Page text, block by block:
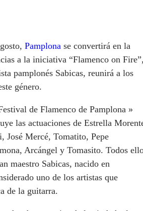
Pamplona se convertirá en la
a la iniciativa “Flamenco on
pamplonés Sabicas, reunirá a los
género.
de Flamenco de Pamplona »
las actuaciones de Estrella
José Mercé, Tomatito, Pepe
Arcángel y Tomasito. Todos
maestro Sabicas, nacido en
uno de los artistas que
de la guitarra.